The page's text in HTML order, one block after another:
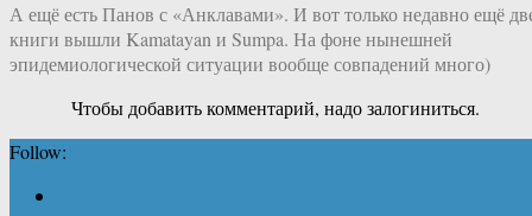
А ещё есть Панов с «Анклавами». И вот только недавно ещё
книги вышли Kamatayan и Sumpa. На фоне нынешней
эпидемиологической ситуации вообще совпадений много)
Чтобы добавить комментарий, надо залогиниться.
Follow: